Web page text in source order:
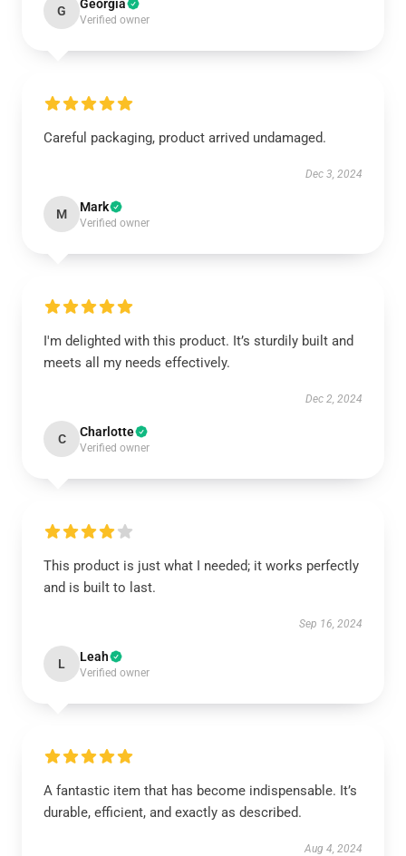
G Georgia
Verified owner
Careful packaging, product arrived undamaged.
Dec 3, 2024
M Mark
Verified owner
I'm delighted with this product. It’s sturdily built and
meets all my needs effectively.
Dec 2, 2024
C Charlotte
Verified owner
This product is just what I needed; it works perfectly
and is built to last.
Sep 16, 2024
L Leah
Verified owner
A fantastic item that has become indispensable. It’s
durable, efficient, and exactly as described.
Aug 4, 2024